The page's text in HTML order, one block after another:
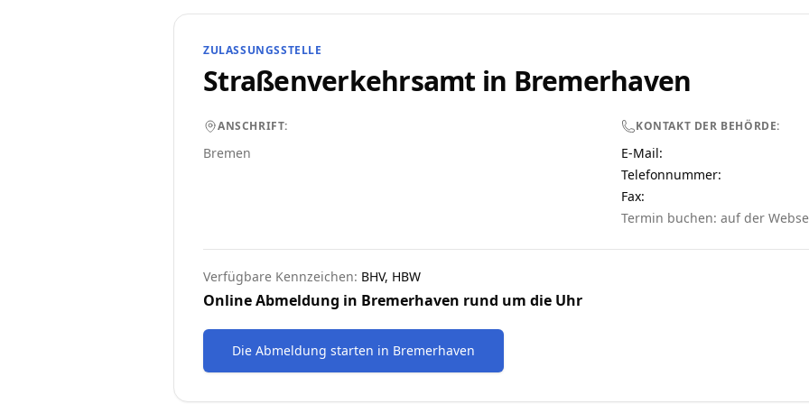
ZULASSUNGSSTELLE
Straßenverkehrsamt in Bremerhaven
ANSCHRIFT:
Bremen
KONTAKT DER BEHÖRDE:
E-Mail:
Telefonnummer:
Fax:
Termin buchen: auf der
Verfügbare Kennzeichen: BHV, HBW
Online Abmeldung in Bremerhaven rund um die Uhr
Die Abmeldung starten in Bremerhaven